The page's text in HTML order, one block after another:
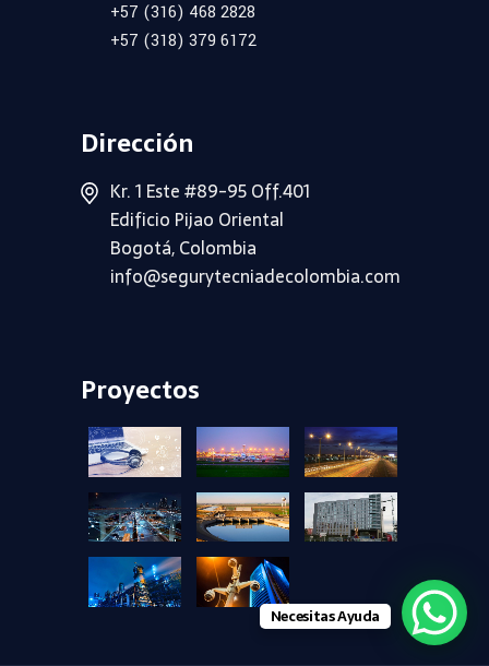
+57 (316) 468 2828
+57 (318) 379 6172
Dirección
Kr. 1 Este #89-95 Off.401
Edificio Pijao Oriental
Bogotá, Colombia
info@segurytecniadecolombia.com
Proyectos
+ + +
+ + +
+ +Necesitas Ayuda